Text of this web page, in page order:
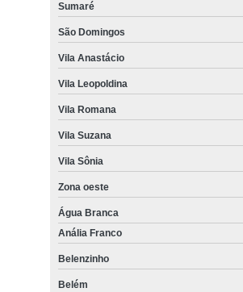
Sumaré
São Domingos
Vila Anastácio
Vila Leopoldina
Vila Romana
Vila Suzana
Vila Sônia
Zona oeste
Água Branca
Anália Franco
Belenzinho
Belém